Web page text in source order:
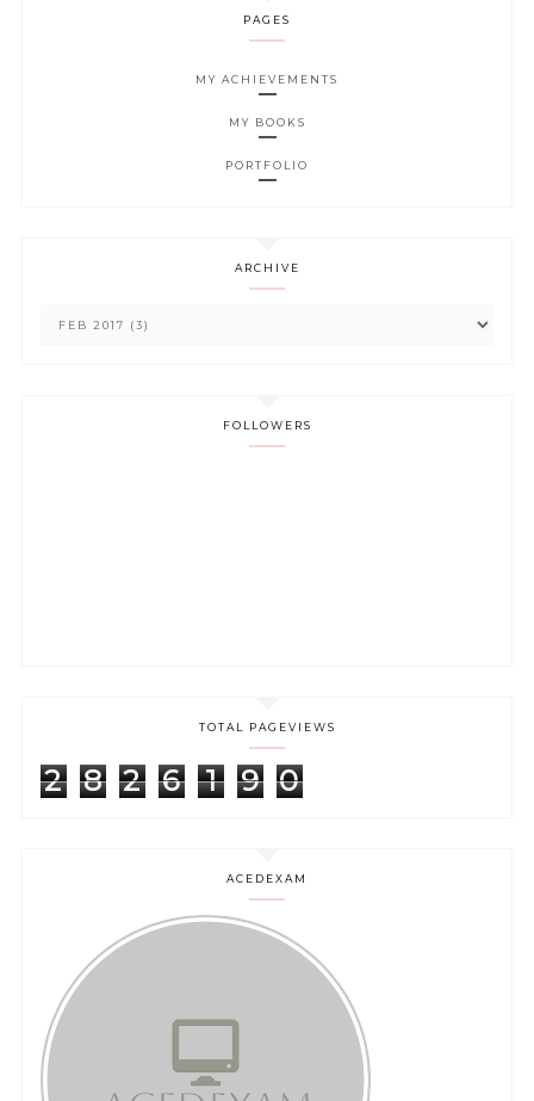
PAGES
MY ACHIEVEMENTS
MY BOOKS
PORTFOLIO
ARCHIVE
FOLLOWERS
TOTAL PAGEVIEWS
2 8 2 6 1 9 0
ACEDEXAM